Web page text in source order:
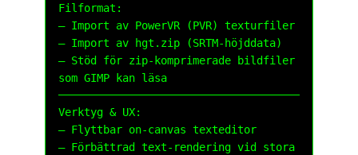
Filformat:
– Import av PowerVR (PVR) texturfiler
– Import av hgt.zip (SRTM-höjddata)
– Stöd för zip-komprimerade bildfiler
som GIMP kan läsa
Verktyg & UX:
– Flyttbar on-canvas texteditor
– Förbättrad text-rendering vid stora